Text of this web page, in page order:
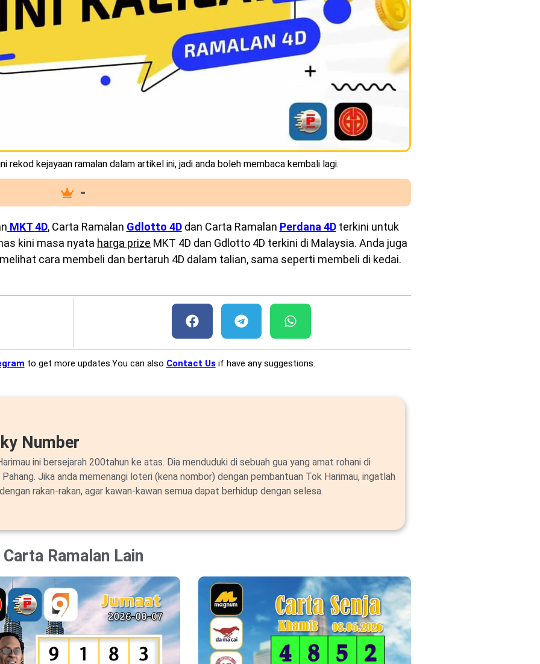
rekod kejayaan ramalan dalam artikel ini, jadi anda boleh membaca kembali lagi.
-
MKT4D, Carta Ramalan Gdlotto 4Ddan Carta Ramalan Perdana 4Dterkini untuk
kini masa nyata harga prize MKT 4D dan Gdlotto 4D terkini di Malaysia. Anda juga
cara membeli dan bertaruh 4D dalam talian, sama seperti membeli di kedai.
to get more updates.You can also Contact Us if have any suggestions.
Number
ini bersejarah 200tahun ke atas. Dia menduduki di sebuah gua yang amat rohani di
Jika anda memenangi loteri (kena nombor) dengan pembantuan Tok Harimau, ingatlah
rakan-rakan, agar kawan-kawan semua dapat berhidup dengan selesa.
Carta Ramalan Lain